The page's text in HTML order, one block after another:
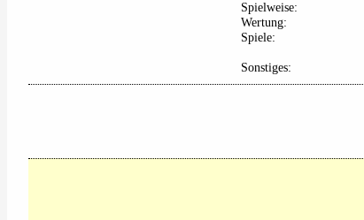
Spielweise:
Wertung:
Spiele:
Sonstiges: